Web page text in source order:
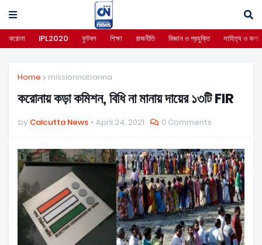
করোনা IPL2020 ফুটবল শিক্ষা রাজনীতি বিজ্ঞান ও প্রযুক্তি সাহিত্য ও কলা
Home missionnabanna
করোনায় কড়া কমিশন, বিধি না মানায় দায়ের ১৩টি FIR
by Calcutta News April 24, 2021 0 Comments